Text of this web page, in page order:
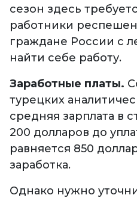
сезон здесь
работники
граждане России с
найти себе работу.
Заработные платы.
турецких
средняя зарплата в
200 долларов до
равняется 850
заработка.
Однако нужно